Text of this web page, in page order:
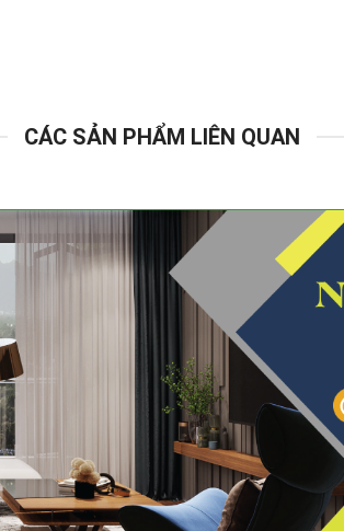
CÁC SẢN PHẨM LIÊN QUAN